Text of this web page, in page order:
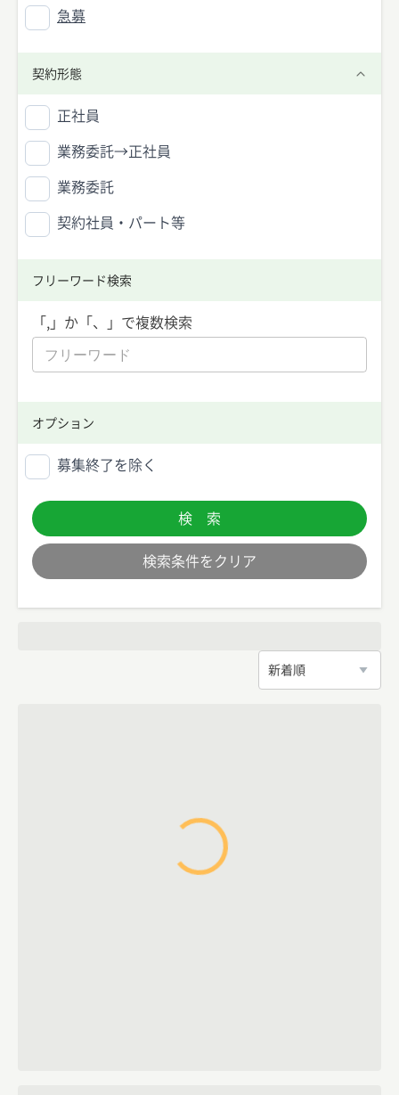
急募
契約形態
正社員
業務委託→正社員
業務委託
契約社員・パート等
フリーワード検索
「,」か「、」で複数検索
オプション
募集終了を除く
検 索
検索条件をクリア